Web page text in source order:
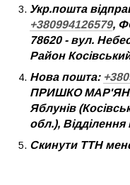
Укр.пошта
+380994126579,
78620 - вул.
Район
Нова пошта:
ПРИШКО
Яблунів
обл.),
Скинути ТТН